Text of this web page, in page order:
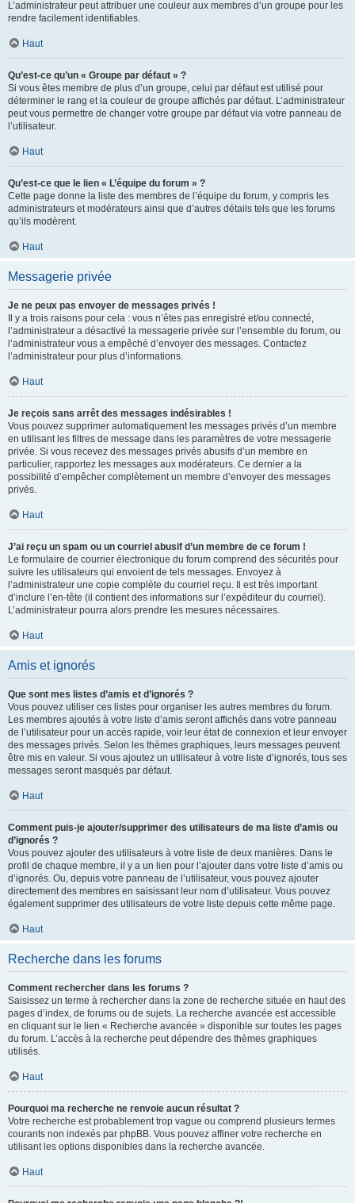
L’administrateur peut attribuer une couleur aux membres d’un groupe pour les
rendre facilement identifiables.
Haut
Qu’est-ce qu’un « Groupe par défaut » ?
Si vous êtes membre de plus d’un groupe, celui par défaut est utilisé pour
déterminer le rang et la couleur de groupe affichés par défaut. L’administrateur
peut vous permettre de changer votre groupe par défaut via votre panneau de
l’utilisateur.
Haut
Qu’est-ce que le lien « L’équipe du forum » ?
Cette page donne la liste des membres de l’équipe du forum, y compris les
administrateurs et modérateurs ainsi que d’autres détails tels que les forums
qu’ils modèrent.
Haut
Messagerie privée
Je ne peux pas envoyer de messages privés !
Il y a trois raisons pour cela : vous n’êtes pas enregistré et/ou connecté,
l’administrateur a désactivé la messagerie privée sur l’ensemble du forum, ou
l’administrateur vous a empêché d’envoyer des messages. Contactez
l’administrateur pour plus d’informations.
Haut
Je reçois sans arrêt des messages indésirables !
Vous pouvez supprimer automatiquement les messages privés d’un membre
en utilisant les filtres de message dans les paramètres de votre messagerie
privée. Si vous recevez des messages privés abusifs d’un membre en
particulier, rapportez les messages aux modérateurs. Ce dernier a la
possibilité d’empêcher complètement un membre d’envoyer des messages
privés.
Haut
J’ai reçu un spam ou un courriel abusif d’un membre de ce forum !
Le formulaire de courrier électronique du forum comprend des sécurités pour
suivre les utilisateurs qui envoient de tels messages. Envoyez à
l’administrateur une copie complète du courriel reçu. Il est très important
d’inclure l’en-tête (il contient des informations sur l’expéditeur du courriel).
L’administrateur pourra alors prendre les mesures nécessaires.
Haut
Amis et ignorés
Que sont mes listes d’amis et d’ignorés ?
Vous pouvez utiliser ces listes pour organiser les autres membres du forum.
Les membres ajoutés à votre liste d’amis seront affichés dans votre panneau
de l’utilisateur pour un accès rapide, voir leur état de connexion et leur envoyer
des messages privés. Selon les thèmes graphiques, leurs messages peuvent
être mis en valeur. Si vous ajoutez un utilisateur à votre liste d’ignorés, tous ses
messages seront masqués par défaut.
Haut
Comment puis-je ajouter/supprimer des utilisateurs de ma liste d’amis ou
d’ignorés ?
Vous pouvez ajouter des utilisateurs à votre liste de deux manières. Dans le
profil de chaque membre, il y a un lien pour l’ajouter dans votre liste d’amis ou
d’ignorés. Ou, depuis votre panneau de l’utilisateur, vous pouvez ajouter
directement des membres en saisissant leur nom d’utilisateur. Vous pouvez
également supprimer des utilisateurs de votre liste depuis cette même page.
Haut
Recherche dans les forums
Comment rechercher dans les forums ?
Saisissez un terme à rechercher dans la zone de recherche située en haut des
pages d’index, de forums ou de sujets. La recherche avancée est accessible
en cliquant sur le lien « Recherche avancée » disponible sur toutes les pages
du forum. L’accès à la recherche peut dépendre des thèmes graphiques
utilisés.
Haut
Pourquoi ma recherche ne renvoie aucun résultat ?
Votre recherche est probablement trop vague ou comprend plusieurs termes
courants non indexés par phpBB. Vous pouvez affiner votre recherche en
utilisant les options disponibles dans la recherche avancée.
Haut